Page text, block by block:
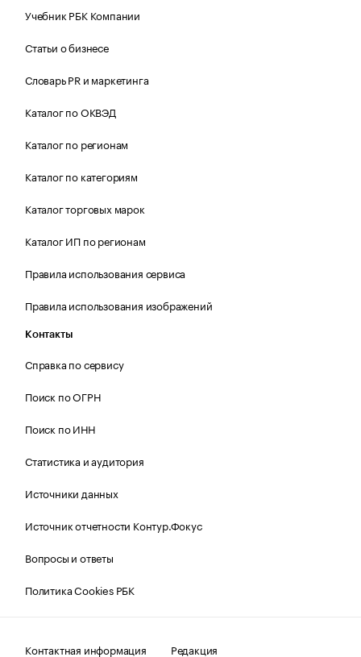
Учебник РБК Компании
Статьи о бизнесе
Словарь PR и маркетинга
Каталог по ОКВЭД
Каталог по регионам
Каталог по категориям
Каталог торговых марок
Каталог ИП по регионам
Правила использования сервиса
Правила использования изображений
Контакты
Справка по сервису
Поиск по ОГРН
Поиск по ИНН
Статистика и аудитория
Источники данных
Источник отчетности Контур.Фокус
Вопросы и ответы
Политика Cookies РБК
Контактная информация Редакция